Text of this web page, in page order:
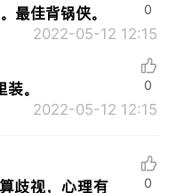
最佳背锅侠。
2022-05-12 12:15
0
。
2022-05-12 12:15
0
歧视，心理有
0